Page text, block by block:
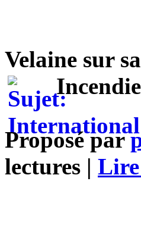
Velaine sur
Proposé par
lectures |